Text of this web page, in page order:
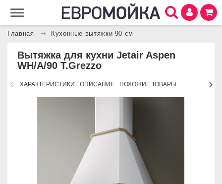
Главная Кухонные вытяжки 90 см
Вытяжка для кухни Jetair Aspen
WH/A/90 T.Grezzo
ХАРАКТЕРИСТИКИ ОПИСАНИЕ ПОХОЖИЕ ТОВАРЫ